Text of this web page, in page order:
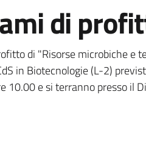
di
di "Risorse microbiche e
in Biotecnologie (L-2)
e si terranno presso il